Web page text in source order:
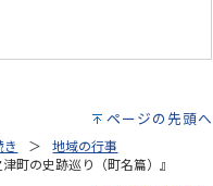
ページの先頭へ
き
地域の行事
町の史跡巡り（町名篇）』